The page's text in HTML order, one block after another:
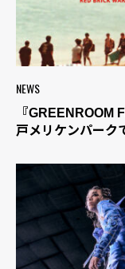
NEWS
『GREENROOM
戸メリケンパーク